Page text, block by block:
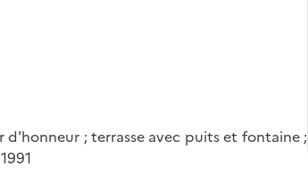
; terrasse avec puits et fontaine ;